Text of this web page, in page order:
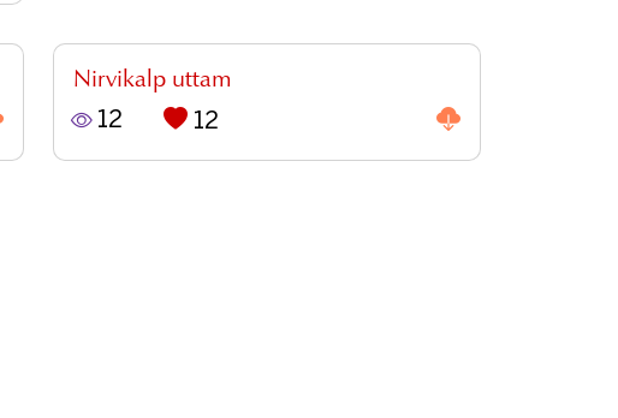
Nirvikalp uttam
12 12